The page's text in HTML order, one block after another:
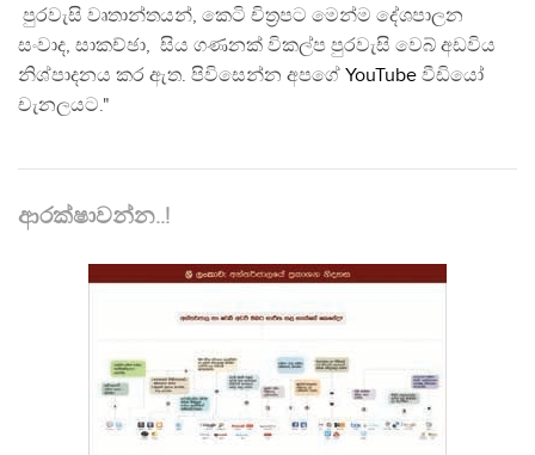
පුරවැසි වෘතාන්තයන්, කෙටි චිත්‍රපට මෙන්ම දේශපාලන
සංවාද, සාකච්ඡා, සිය ගණනක් විකල්ප පුරවැසි වෙබ් අඩවිය
නිශ්පාදනය කර ඇත. පිවිසෙන්න අපගේ YouTube වීඩියෝ
චැනලයට."
ආරක්ෂාවන්න..!